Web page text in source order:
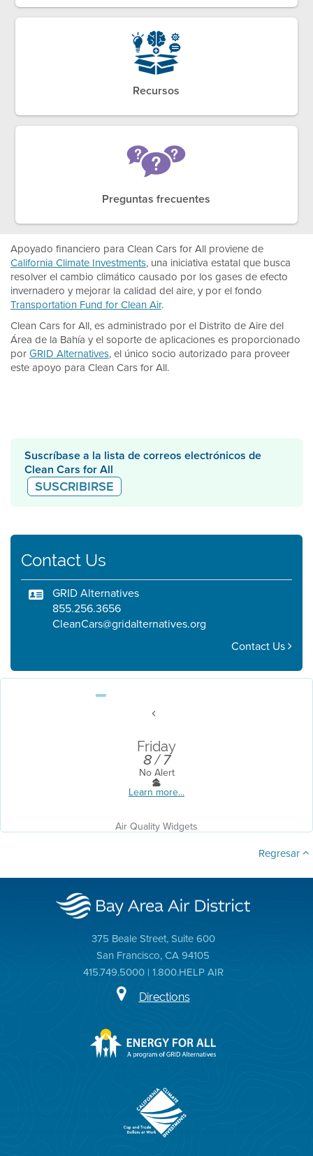
Recursos
Preguntas frecuentes
Apoyado financiero para Clean Cars for All proviene de
California Climate Investments, una iniciativa estatal que busca
resolver el cambio climático causado por los gases de efecto
invernadero y mejorar la calidad del aire, y por el fondo
Transportation Fund for Clean Air.
Clean Cars for All, es administrado por el Distrito de Aire del
Área de la Bahía y el soporte de aplicaciones es proporcionado
porGRID Alternatives, el único socio autorizado para proveer
este apoyo para Clean Cars for All.
Suscríbase a la lista de correos electrónicos de
Clean Cars for All
SUSCRIBIRSE
Contact Us
GRID Alternatives
855.256.3656
CleanCars@gridalternatives.org
Contact Us
Friday
8 / 7
No Alert
Learn more...
Air Quality Widgets
Regresar
375 Beale Street, Suite 600
San Francisco, CA 94105
415.749.5000 | 1.800.HELP AIR
Directions